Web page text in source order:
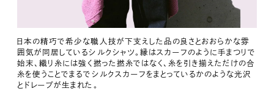
日本の精巧で希少な職人技が下支えした品の良さとおおらかな雰
囲気が同居しているシルクシャツ。縁はスカーフのように手まつりで
始末、織り糸には強く撚った撚糸ではなく、糸を引き揃えただけの合
糸を使うことでまるでシルクスカーフをまとっているかのような光沢
とドレープが生まれた。